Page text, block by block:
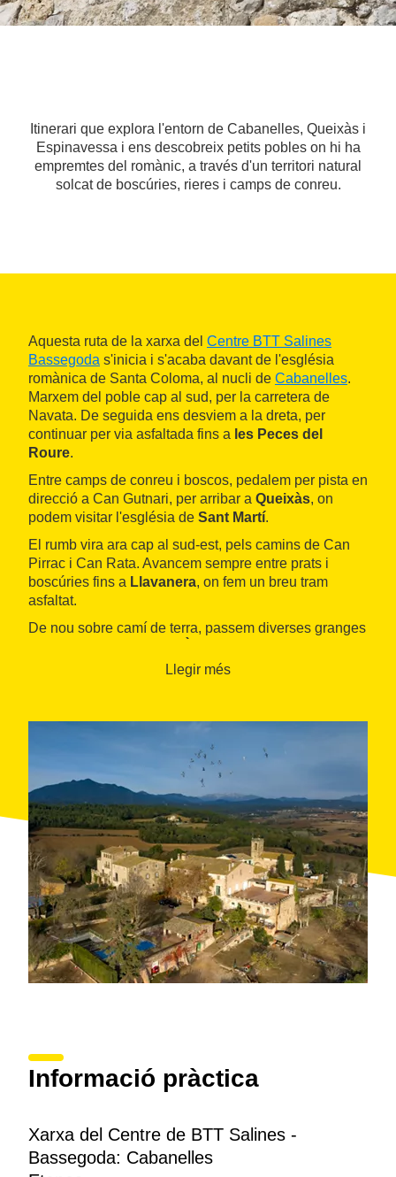
Itinerari que explora l'entorn de Cabanelles, Queixàs i
Espinavessa i ens descobreix petits pobles on hi ha
empremtes del romànic, a través d'un territori natural
solcat de boscúries, rieres i camps de conreu.
Aquesta ruta de la xarxa del Centre BTT Salines
Bassegoda s'inicia i s'acaba davant de l'església
romànica de Santa Coloma, al nucli de Cabanelles.
Marxem del poble cap al sud, per la carretera de
Navata. De seguida ens desviem a la dreta, per
continuar per via asfaltada fins a les Peces del
Roure.
Entre camps de conreu i boscos, pedalem per pista en
direcció a Can Gutnari, per arribar a Queixàs, on
podem visitar l'església de Sant Martí.
El rumb vira ara cap al sud-est, pels camins de Can
Pirrac i Can Rata. Avancem sempre entre prats i
boscúries fins a Llavanera, on fem un breu tram
asfaltat.
De nou sobre camí de terra, passem diverses granges
dues ocasions, per pujar després fins als camps de la
cap al nord, pel camí de Can Caselles, ja a tocar de
Llegir més
Informació pràctica
Xarxa del Centre de BTT Salines -
Bassegoda: Cabanelles